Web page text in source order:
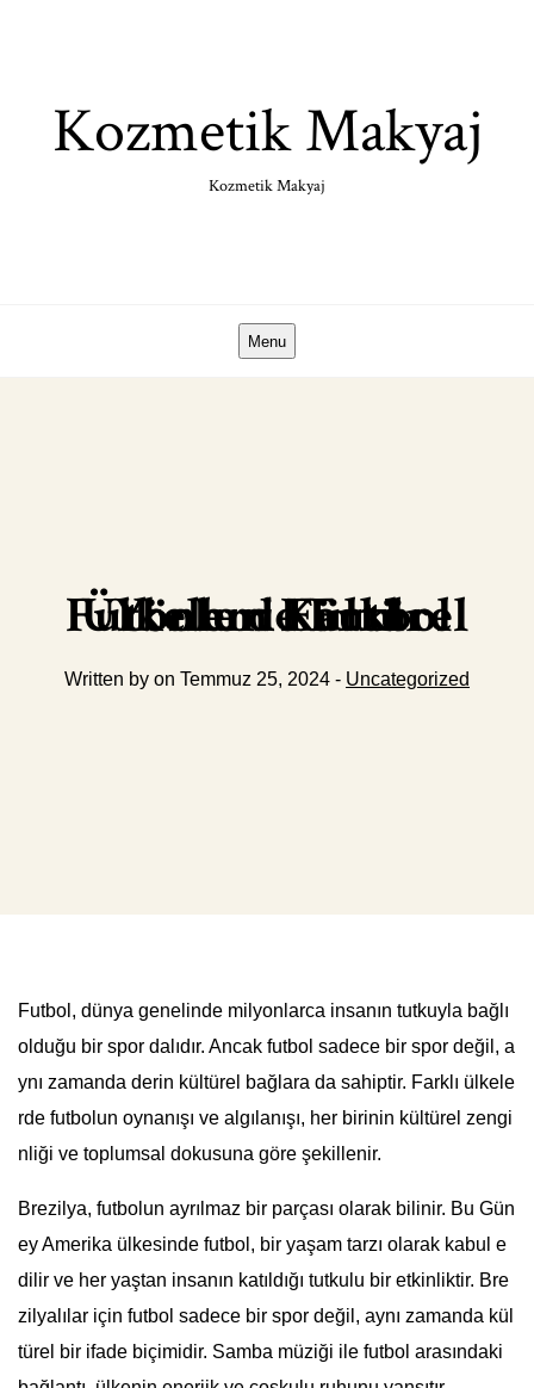
Kozmetik Makyaj
Kozmetik Makyaj
Menu
Futbolun Kültürel Yönleri Farklı Ülkelerde Futbol
Written by on Temmuz 25, 2024 - Uncategorized
Futbol, dünya genelinde milyonlarca insanın tutkuyla bağlı
olduğu bir spor dalıdır. Ancak futbol sadece bir spor değil, a
ynı zamanda derin kültürel bağlara da sahiptir. Farklı ülkele
rde futbolun oynanışı ve algılanışı, her birinin kültürel zengi
nliği ve toplumsal dokusuna göre şekillenir.
Brezilya, futbolun ayrılmaz bir parçası olarak bilinir. Bu Gün
ey Amerika ülkesinde futbol, bir yaşam tarzı olarak kabul e
dilir ve her yaştan insanın katıldığı tutkulu bir etkinliktir. Bre
zilyalılar için futbol sadece bir spor değil, aynı zamanda kül
türel bir ifade biçimidir. Samba müziği ile futbol arasındaki